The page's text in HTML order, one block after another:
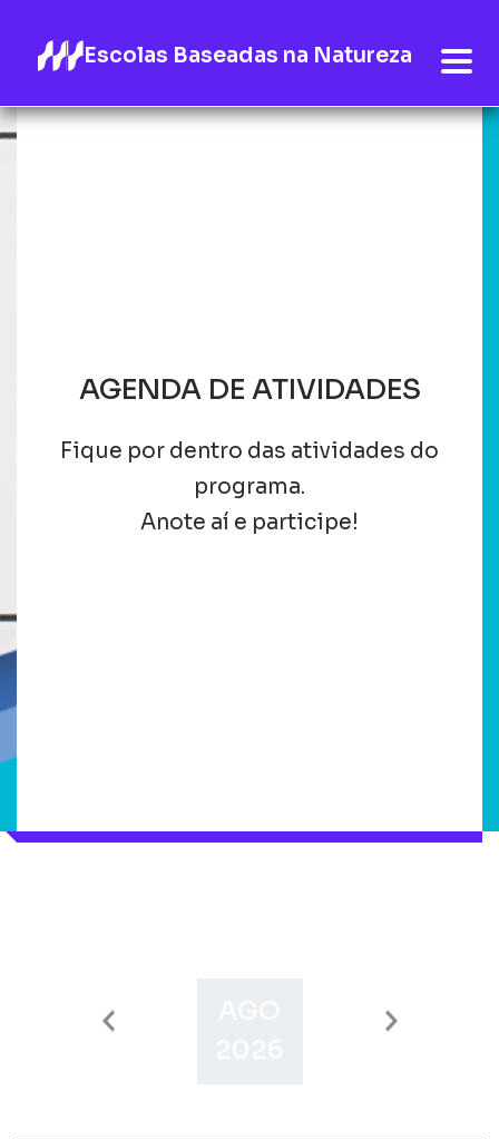
Escolas Baseadas na Natureza
AGENDA DE ATIVIDADES
Fique por dentro das atividades do
programa.
Anote aí e participe!
SET